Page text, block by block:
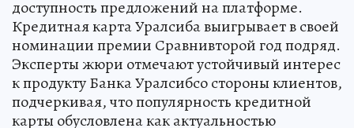
доступность предложений на платформе.
Кредитная карта Уралсиба выигрывает в своей
номинации премии Сравнивторой год подряд.
Эксперты жюри отмечают устойчивый интерес
к продукту Банка Уралсибсо стороны клиентов,
подчеркивая, что популярность кредитной
карты обусловлена как актуальностью